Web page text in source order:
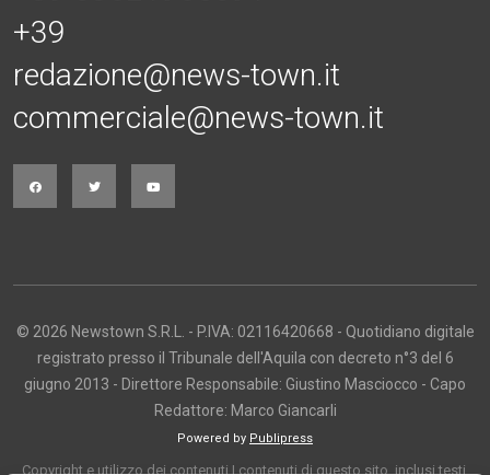
+39
redazione@news-town.it
commerciale@news-town.it
© 2026 Newstown S.R.L. - P.IVA: 02116420668 - Quotidiano digitale
registrato presso il Tribunale dell'Aquila con decreto n°3 del 6
giugno 2013 - Direttore Responsabile: Giustino Masciocco - Capo
Redattore: Marco Giancarli
Powered by Publipress
Copyright e utilizzo dei contenuti I contenuti di questo sito, inclusi testi,